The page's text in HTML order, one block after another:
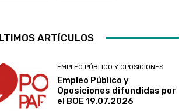
TelegramARTÍCULOS
EMPLEO PÚBLICO Y OPOSICIONES
Empleo Público y
Oposiciones difundidas por
el BOE 19.07.2026